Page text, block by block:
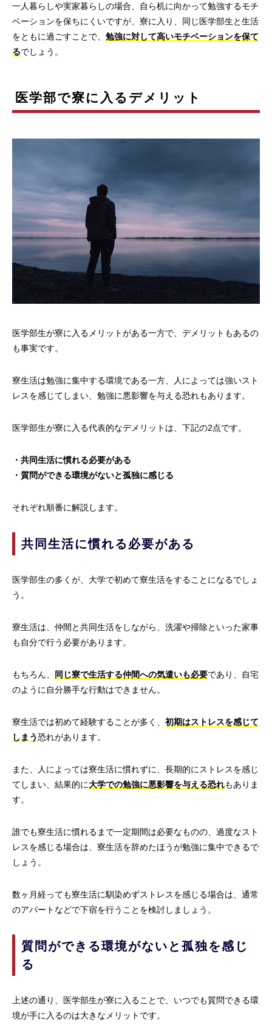
一人暮らしや実家暮らしの場合、自ら机に向かって勉強するモチ
ベーションを保ちにくいですが、寮に入り、同じ医学部生と生活
をともに過ごすことで、 勉強に対して高いモチベーションを保て
るでしょう。
医学部で寮に入るデメリット
医学部生が寮に入るメリットがある一方で、デメリットもあるの
も事実です。
寮生活は勉強に集中する環境である一方、人によっては強いスト
レスを感じてしまい、勉強に悪影響を与える恐れもあります。
医学部生が寮に入る代表的なデメリットは、下記の2点です。
・共同生活に慣れる必要がある
・質問ができる環境がないと孤独に感じる
それぞれ順番に解説します。
共同生活に慣れる必要がある
医学部生の多くが、大学で初めて寮生活をすることになるでしょ
う。
寮生活は、仲間と共同生活をしながら、洗濯や掃除といった家事
も自分で行う必要があります。
もちろん、 同じ寮で生活する仲間への気遣いも必要であり、自宅
のように自分勝手な行動はできません。
寮生活では初めて経験することが多く、 初期はストレスを感じて
しまう恐れがあります。
また、人によっては寮生活に慣れずに、長期的にストレスを感じ
てしまい、結果的に大学での勉強に悪影響を与える恐れもありま
す。
誰でも寮生活に慣れるまで一定期間は必要なものの、過度なスト
レスを感じる場合は、寮生活を辞めたほうが勉強に集中できるで
しょう。
数ヶ月経っても寮生活に馴染めずストレスを感じる場合は、通常
のアパートなどで下宿を行うことを検討しましょう。
質問ができる環境がないと孤独を感じ
る
上述の通り、医学部生が寮に入ることで、いつでも質問できる環
境が手に入るのは大きなメリットです。